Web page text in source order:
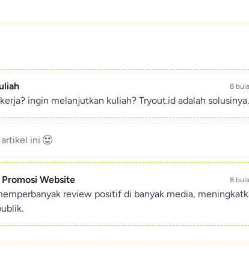
8
ingin melanjutkan kuliah? Tryout.id adalah solusinya.
ini
Website 8
review positif di banyak media,